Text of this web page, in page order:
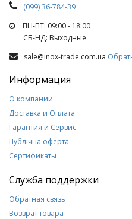
(099) 36-784-39
ПН-ПТ: 09:00 - 18:00
СБ-НД: Выходные
sale@inox-trade.com.ua
Информация
О компании
Доставка и Оплата
Гарантия и Сервис
Публічна оферта
Сертификаты
Служба поддержки
Обратная связь
Возврат товара